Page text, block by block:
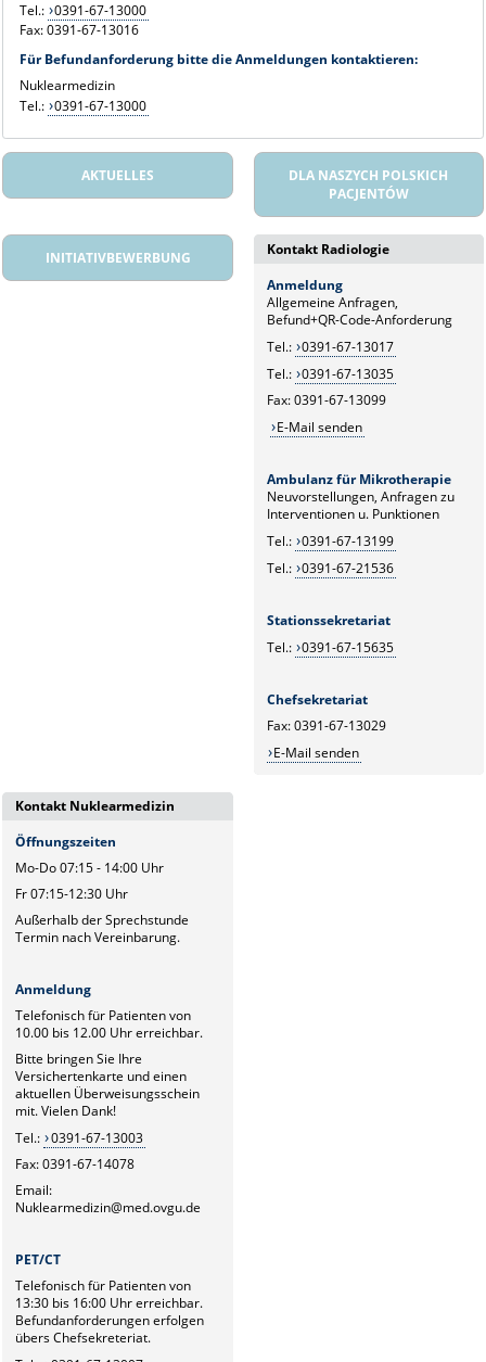
Tel.: 0391-67-13000
Fax: 0391-67-13016
Für Befundanforderung bitte die Anmeldungen kontaktieren:
Nuklearmedizin
Tel.: 0391-67-13000
Kontakt Radiologie
Anmeldung
Allgemeine Anfragen,
Befund+QR-Code-Anforderung
Tel.: 0391-67-13017
Tel.: 0391-67-13035
Fax: 0391-67-13099
E-Mail senden
Ambulanz für Mikrotherapie
Neuvorstellungen, Anfragen zu
Interventionen u. Punktionen
Tel.: 0391-67-13199
Tel.: 0391-67-21536
Stationssekretariat
Tel.: 0391-67-15635
Chefsekretariat
Fax: 0391-67-13029
E-Mail senden
Kontakt Nuklearmedizin
Öffnungszeiten
Mo-Do 07:15 - 14:00 Uhr
Fr 07:15-12:30 Uhr
Außerhalb der Sprechstunde
Termin nach Vereinbarung.
Anmeldung
Telefonisch für Patienten von
10.00 bis 12.00 Uhr erreichbar.
Bitte bringen Sie Ihre
Versichertenkarte und einen
aktuellen Überweisungsschein
mit. Vielen Dank!
Tel.: 0391-67-13003
Fax: 0391-67-14078
Email:
Nuklearmedizin@med.ovgu.de
PET/CT
Telefonisch für Patienten von
13:30 bis 16:00 Uhr erreichbar.
Befundanforderungen erfolgen
übers Chefsekreteriat.
DLA NASZYCH POLSKICH
PACJENTÓW
AKTUELLES
INITIATIVBEWERBUNG